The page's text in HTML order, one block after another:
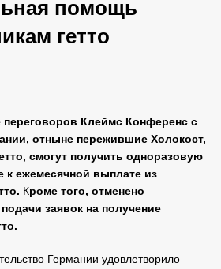
помощь
гетто
переговоров Клеймс Конференс с
отныне пережившие Холокост,
смогут получить одноразовую
к ежемесячной выплате из
Кроме того, отменено
заявок на получение
Германии удовлетворило